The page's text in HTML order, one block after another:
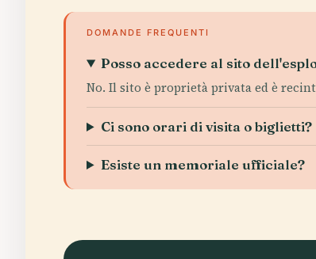
DOMANDE FREQUENTI
Posso accedere al sito
No. Il sito è proprietà privata ed è
Ci sono orari di visita o biglietti?
Esiste un memoriale ufficiale?